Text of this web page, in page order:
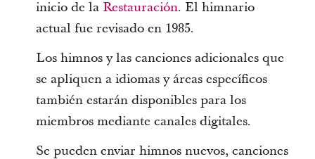
inicio de la Restauración. El himnario
actual fue revisado en 1985.
Los himnos y las canciones adicionales que
se apliquen a idiomas y áreas específicos
también estarán disponibles para los
miembros mediante canales digitales.
Se pueden enviar himnos nuevos, canciones